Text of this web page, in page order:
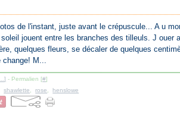
de l'instant, juste avant le crépuscule... A u
jouent entre les branches des tilleuls. J ouer
quelques fleurs, se décaler de quelques
change! M...
…] - Permalien [#]
,shawlette ,rose ,henslowe